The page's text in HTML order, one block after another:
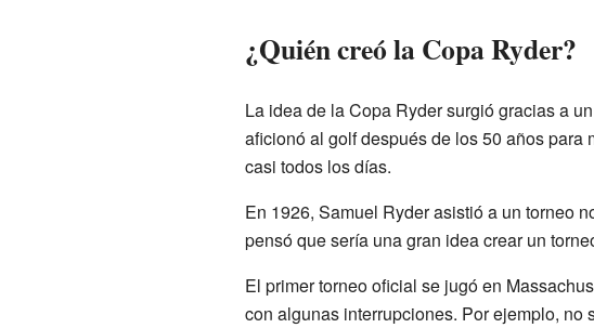
¿Quién creó la Copa Ryder?
La idea de la Copa Ryder surgió gracias a
aficionó al golf después de los 50 años para
casi todos los días.
En 1926, Samuel Ryder asistió a un torneo
pensó que sería una gran idea crear un
El primer torneo oficial se jugó en
con algunas interrupciones. Por ejemplo, no